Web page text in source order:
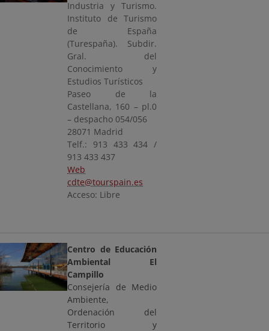
Industria y Turismo.
Instituto de Turismo
de España
(Turespaña). Subdir.
Gral. del
Conocimiento y
Estudios Turísticos
Paseo de la
Castellana, 160 – pl.0
– despacho 054/056
28071 Madrid
Telf.: 913 433 434 /
913 433 437
Web
cdte@tourspain.es
Acceso: Libre
Centro de Educación
Ambiental El
Campillo
Consejería de Medio
Ambiente,
Ordenación del
Territorio y